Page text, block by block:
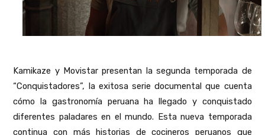
Kamikaze y Movistar presentan la segunda temporada de
“Conquistadores”, la exitosa serie documental que cuenta
cómo la gastronomía peruana ha llegado y conquistado
diferentes paladares en el mundo. Esta nueva temporada
continua con más historias de cocineros peruanos que